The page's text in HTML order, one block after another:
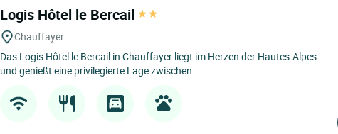
Logis Hôtel le Bercail
Chauffayer
Das Logis Hôtel le Bercail in Chauffayer liegt im Herzen der Hautes-Alpes
und genießt eine privilegierte Lage zwischen...